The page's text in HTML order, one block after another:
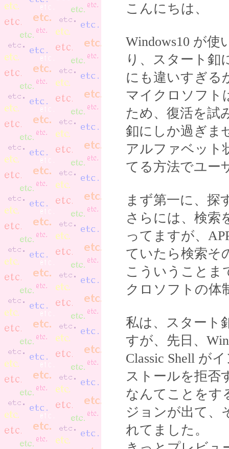
こんにちは、
Windows10 が
り、スタート釦
にも違いすぎる
マイクロソフト
ため、復活を試
釦にしか過ぎま
アルファベット
てる方法でユー
まず第一に、探
さらには、検索
ってますが、
ていたら検索そ
こういうことま
クロソフトの体
私は、スタート
すが、先日、
Classic Shell が
ストールを拒否
なんてことをす
ジョンが出て、
れてました。